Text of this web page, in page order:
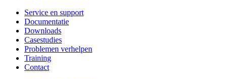
Service en support
Documentatie
Downloads
Casestudies
Problemen verhelpen
Training
Contact